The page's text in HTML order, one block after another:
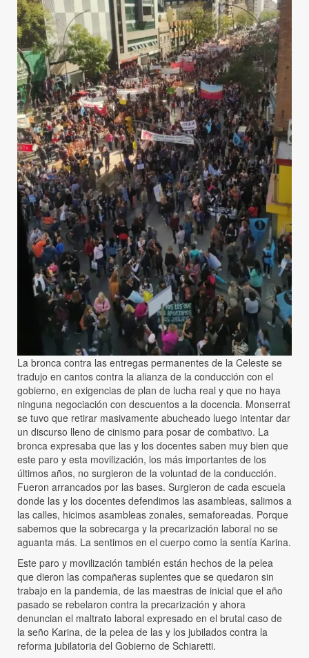
La bronca contra las entregas permanentes de la Celeste se
tradujo en cantos contra la alianza de la conducción con el
gobierno, en exigencias de plan de lucha real y que no haya
ninguna negociación con descuentos a la docencia. Monserrat
se tuvo que retirar masivamente abucheado luego intentar dar
un discurso lleno de cinismo para posar de combativo. La
bronca expresaba que las y los docentes saben muy bien que
este paro y esta movilización, los más importantes de los
últimos años, no surgieron de la voluntad de la conducción.
Fueron arrancados por las bases. Surgieron de cada escuela
donde las y los docentes defendimos las asambleas, salimos a
las calles, hicimos asambleas zonales, semaforeadas. Porque
sabemos que la sobrecarga y la precarización laboral no se
aguanta más. La sentimos en el cuerpo como la sentía Karina.
Este paro y movilización también están hechos de la pelea
que dieron las compañeras suplentes que se quedaron sin
trabajo en la pandemia, de las maestras de inicial que el año
pasado se rebelaron contra la precarización y ahora
denuncian el maltrato laboral expresado en el brutal caso de
la seño Karina, de la pelea de las y los jubilados contra la
reforma jubilatoria del Gobierno de Schiaretti.